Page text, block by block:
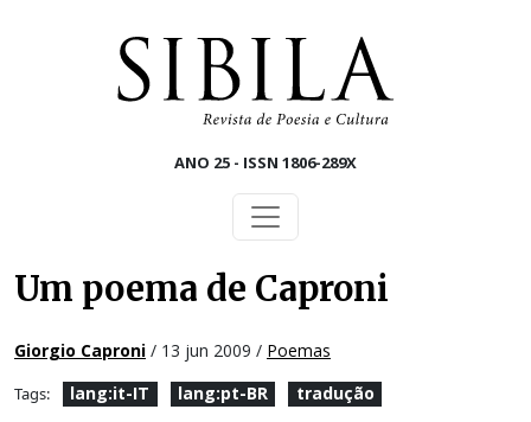
ANO 25 - ISSN 1806-289X
Um poema de Caproni
Giorgio Caproni / 13 jun 2009 / Poemas
Tags: lang:it-IT lang:pt-BR tradução